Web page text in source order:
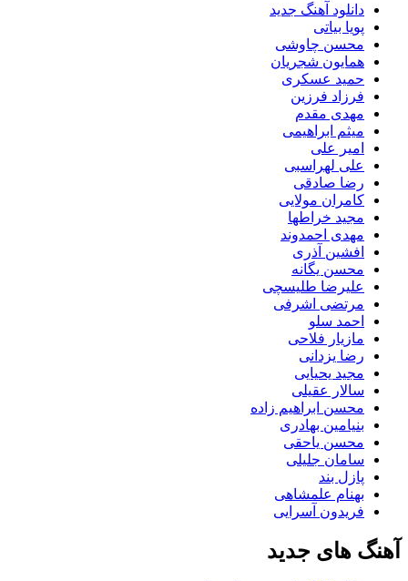
دانلود آهنگ جدید
پویا بیاتی
محسن چاوشی
همایون شجریان
حمید عسکری
فرزاد فرزین
مهدی مقدم
میثم ابراهیمی
امیر علی
علی لهراسبی
رضا صادقی
کامران مولایی
مجید خراطها
مهدی احمدوند
افشین آذری
محسن یگانه
علیرضا طلیسچی
مرتضی اشرفی
احمد سلو
مازیار فلاحی
رضا یزدانی
مجید یحیایی
سالار عقیلی
محسن ابراهیم زاده
بنیامین بهادری
محسن یاحقی
سامان جلیلی
پازل بند
بهنام علمشاهی
فریدون آسرایی
آهنگ های جدید